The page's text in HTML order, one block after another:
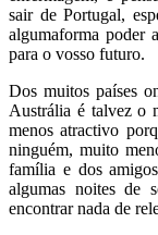
sair de Portugal,
algumaforma poder
para o vosso futuro.
Dos muitos países
Austrália é talvez o
menos atractivo
ninguém, muito
família e dos
algumas noites de
encontrar nada de